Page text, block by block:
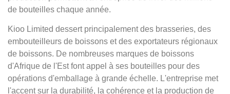
de bouteilles chaque année.
Kioo Limited dessert principalement des brasseries, des
embouteilleurs de boissons et des exportateurs régionaux
de boissons. De nombreuses marques de boissons
d'Afrique de l'Est font appel à ses bouteilles pour des
opérations d'emballage à grande échelle. L'entreprise met
l'accent sur la durabilité, la cohérence et la production de